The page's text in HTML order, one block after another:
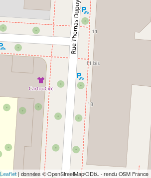
Leaflet| données © OpenStreetMap/ODbL - rendu OSM France